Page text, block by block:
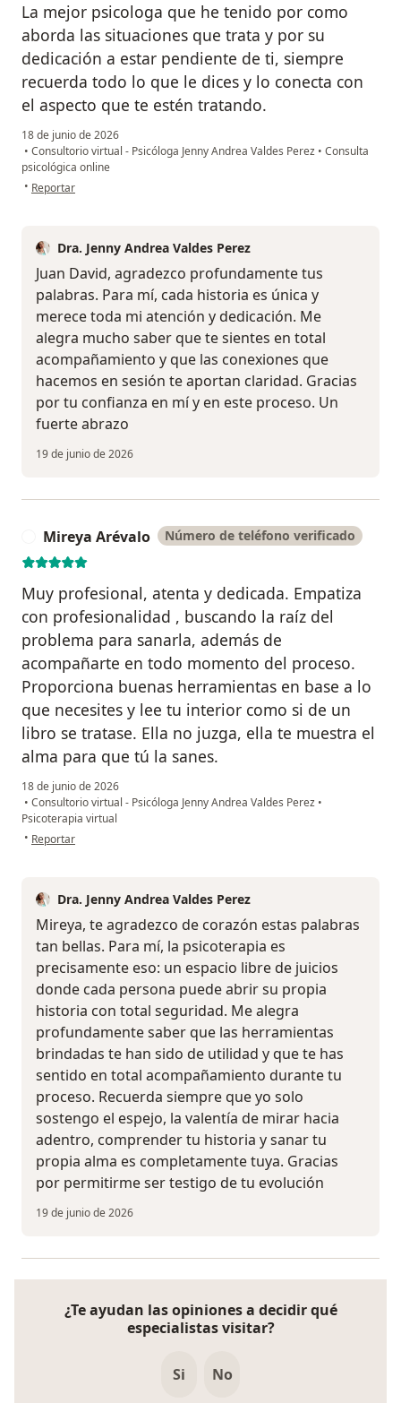
La mejor psicologa que he tenido por como
aborda las situaciones que trata y por su
dedicación a estar pendiente de ti, siempre
recuerda todo lo que le dices y lo conecta con
el aspecto que te estén tratando.
18 de junio de 2026
• Consultorio virtual - Psicóloga Jenny Andrea Valdes Perez • Consulta
psicológica online
• en opinión del usuario David Amaya
Reportar
Dra. Jenny Andrea Valdes Perez
Juan David, agradezco profundamente tus
palabras. Para mí, cada historia es única y
merece toda mi atención y dedicación. Me
alegra mucho saber que te sientes en total
acompañamiento y que las conexiones que
hacemos en sesión te aportan claridad. Gracias
por tu confianza en mí y en este proceso. Un
fuerte abrazo
19 de junio de 2026
Mireya Arévalo Número de teléfono verificado
Muy profesional, atenta y dedicada. Empatiza
con profesionalidad , buscando la raíz del
problema para sanarla, además de
acompañarte en todo momento del proceso.
Proporciona buenas herramientas en base a lo
que necesites y lee tu interior como si de un
libro se tratase. Ella no juzga, ella te muestra el
alma para que tú la sanes.
18 de junio de 2026
• Consultorio virtual - Psicóloga Jenny Andrea Valdes Perez •
Psicoterapia virtual
• en opinión del usuario Mireya Arévalo
Reportar
Dra. Jenny Andrea Valdes Perez
Mireya, te agradezco de corazón estas palabras
tan bellas. Para mí, la psicoterapia es
precisamente eso: un espacio libre de juicios
donde cada persona puede abrir su propia
historia con total seguridad. Me alegra
profundamente saber que las herramientas
brindadas te han sido de utilidad y que te has
sentido en total acompañamiento durante tu
proceso. Recuerda siempre que yo solo
sostengo el espejo, la valentía de mirar hacia
adentro, comprender tu historia y sanar tu
propia alma es completamente tuya. Gracias
por permitirme ser testigo de tu evolución
19 de junio de 2026
¿Te ayudan las opiniones a decidir qué
especialistas visitar?
Si No